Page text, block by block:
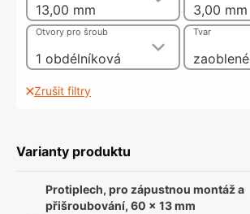
13,00 mm 3,00 mm
1 obdélníková
Otvory pro šroub
zaoblené
Tvar
Zrušit filtry
Varianty produktu
Protiplech, pro zápustnou montáž a
přišroubování, 60 x 13 mm